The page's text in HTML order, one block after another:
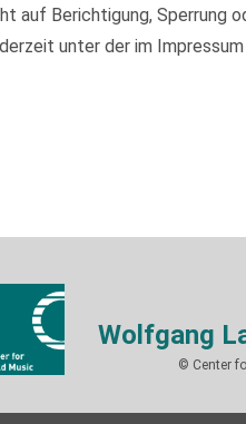
auf Berichtigung, Sperrung
unter der im
Wolfgang
© Center